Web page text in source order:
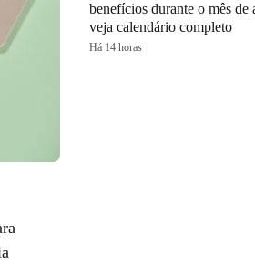
benefícios durante o mês de
veja calendário completo
Há 14 horas